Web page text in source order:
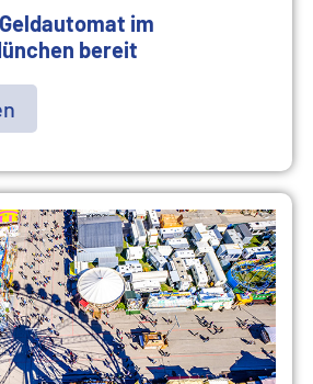
im
bereit